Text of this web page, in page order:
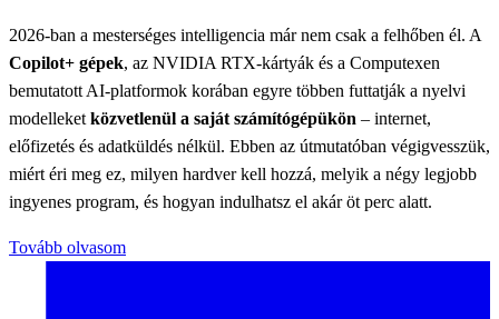
2026-ban a mesterséges intelligencia már nem csak a felhőben él. A
Copilot+ gépek, az NVIDIA RTX-kártyák és a Computexen
bemutatott AI-platformok korában egyre többen futtatják a nyelvi
modelleket közvetlenül a saját számítógépükön – internet,
előfizetés és adatküldés nélkül. Ebben az útmutatóban végigvesszük,
miért éri meg ez, milyen hardver kell hozzá, melyik a négy legjobb
ingyenes program, és hogyan indulhatsz el akár öt perc alatt.
Tovább olvasom